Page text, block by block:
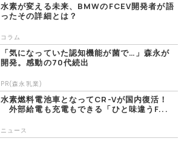
水素が変える未来、BMWのFCEV開発者が語
ったその詳細とは？
コラム
「気になっていた認知機能が菌で…」森永が
開発。感動の70代続出
PR(森永乳業)
水素燃料電池車となってCR-Vが国内復活！
外部給電も充電もできる「ひと味違うF...
ニュース